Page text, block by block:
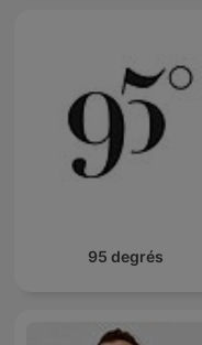
95 degrés